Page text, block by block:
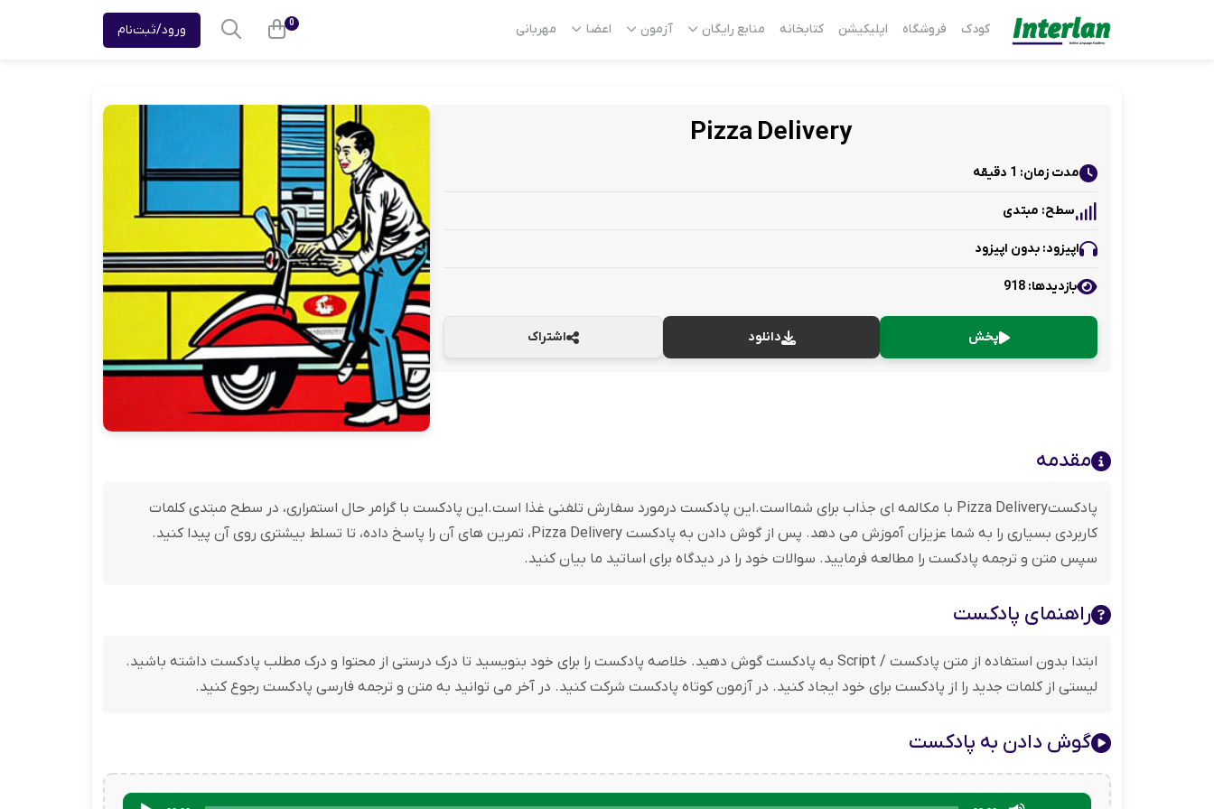
کودک فروشگاه اپلیکیشن کتابخانه منابع رایگان آزمون اعضا مهربانی 0 ورود/ثبت‌نام
Pizza Delivery
مدت زمان: 1 دقیقه
سطح: مبتدی
اپیزود: بدون اپیزود
بازدید‌ها: 918
پخش دانلود اشتراک
مقدمه
پادکستPizza Delivery با مکالمه ای جذاب برای شمااست.این پادکست درمورد سفارش تلفنی غذا است.این پادکست با گرامر حال استمراری، در سطح مبتدی کلمات
کاربردی بسیاری را به شما عزیزان آموزش می دهد. پس از گوش دادن به پادکست Pizza Delivery، تمرین های آن را پاسخ داده، تا تسلط بیشتری روی آن پیدا کنید.
سپس متن و ترجمه پادکست را مطالعه فرمایید. سوالات خود را در دیدگاه برای اساتید ما بیان کنید.
راهنمای پادکست
ابتدا بدون استفاده از متن پادکست / Script به پادکست گوش دهید. خلاصه پادکست را برای خود بنویسید تا درک درستی از محتوا و درک مطلب پادکست داشته باشید.
لیستی از کلمات جدید را از پادکست برای خود ایجاد کنید. در آزمون کوتاه پادکست شرکت کنید. در آخر می توانید به متن و ترجمه فارسی پادکست رجوع کنید.
گوش دادن به پادکست
برای